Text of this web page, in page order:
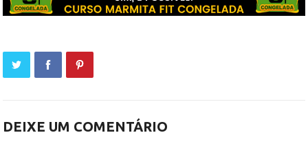
DEIXE UM COMENTÁRIO